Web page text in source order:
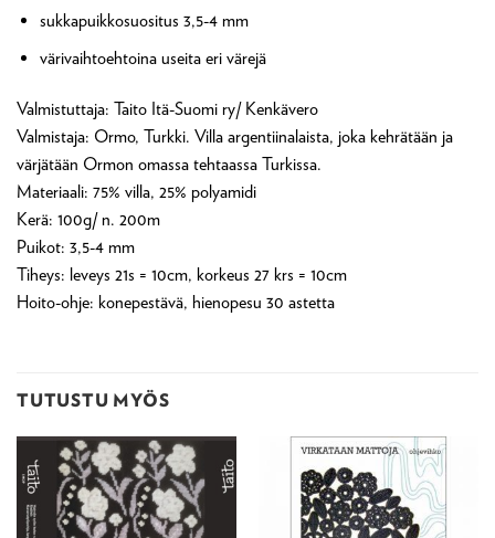
sukkapuikkosuositus 3,5-4 mm
värivaihtoehtoina useita eri värejä
Valmistuttaja: Taito Itä-Suomi ry/ Kenkävero
Valmistaja: Ormo, Turkki. Villa argentiinalaista, joka kehrätään ja
värjätään Ormon omassa tehtaassa Turkissa.
Materiaali: 75% villa, 25% polyamidi
Kerä: 100g/ n. 200m
Puikot: 3,5-4 mm
Tiheys: leveys 21s = 10cm, korkeus 27 krs = 10cm
Hoito-ohje: konepestävä, hienopesu 30 astetta
TUTUSTU MYÖS